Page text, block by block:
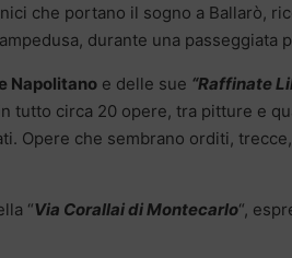
che portano il sogno a Ballarò,
durante una passeggiata
Napolitano e delle sue “Raffinate
tutto circa 20 opere, tra pitture e
Opere che sembrano orditi,
“Via Corallai di Montecarlo“,